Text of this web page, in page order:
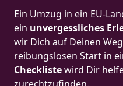
Ein Umzug in ein EU-
ein unvergessliches
wir Dich auf Deinen
reibungslosen Start in
Checklistewird Dir